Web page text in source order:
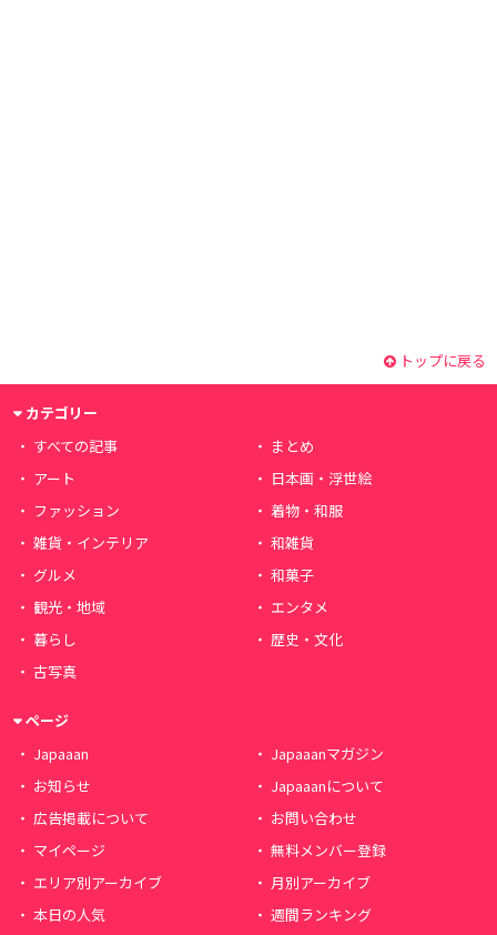
トップに戻る
カテゴリー
すべての記事
まとめ
アート
日本画・浮世絵
ファッション
着物・和服
雑貨・インテリア
和雑貨
グルメ
和菓子
観光・地域
エンタメ
暮らし
歴史・文化
古写真
ページ
Japaaan
Japaaanマガジン
お知らせ
Japaaanについて
広告掲載について
お問い合わせ
マイページ
無料メンバー登録
エリア別アーカイブ
月別アーカイブ
本日の人気
週間ランキング